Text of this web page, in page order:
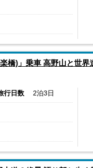
橋)」乗車 高野山と世
行日数 2泊3日